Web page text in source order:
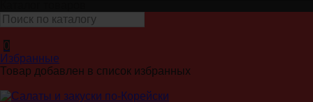
0
Избранные
Товар добавлен в список избранных